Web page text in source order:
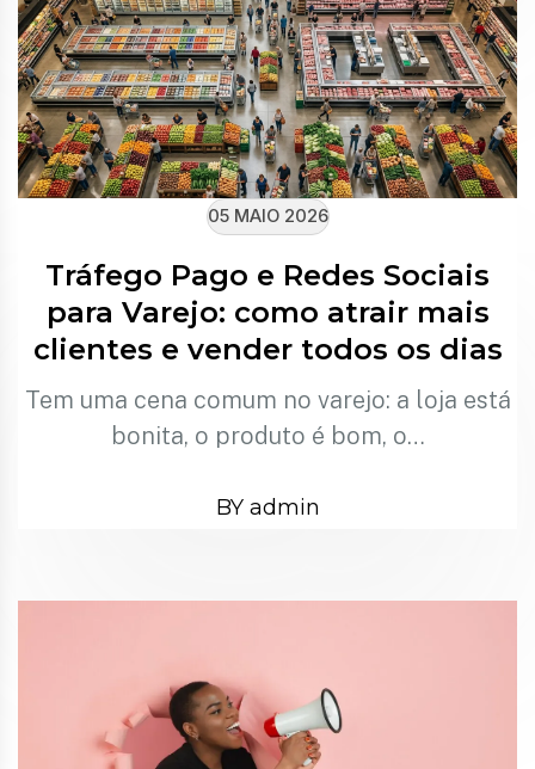
05 MAIO 2026
Tráfego Pago e Redes Sociais
para Varejo: como atrair mais
clientes e vender todos os dias
Tem uma cena comum no varejo: a loja está
bonita, o produto é bom, o…
BY admin